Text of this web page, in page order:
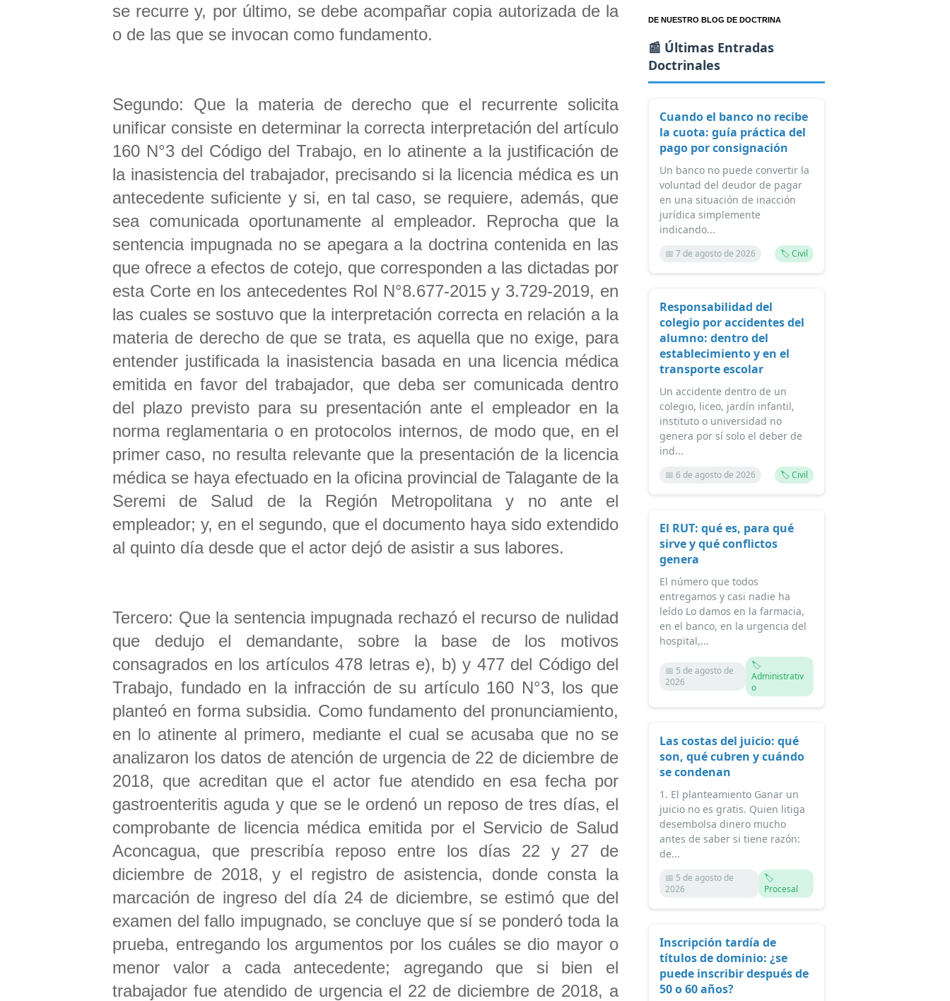
se recurre y, por último, se debe acompañar copia autorizada de la
o de las que se invocan como fundamento.
Segundo: Que la materia de derecho que el recurrente solicita
unificar consiste en determinar la correcta interpretación del artículo
160 N°3 del Código del Trabajo, en lo atinente a la justificación de
la inasistencia del trabajador, precisando si la licencia médica es un
antecedente suficiente y si, en tal caso, se requiere, además, que
sea comunicada oportunamente al empleador. Reprocha que la
sentencia impugnada no se apegara a la doctrina contenida en las
que ofrece a efectos de cotejo, que corresponden a las dictadas por
esta Corte en los antecedentes Rol N°8.677-2015 y 3.729-2019, en
las cuales se sostuvo que la interpretación correcta en relación a la
materia de derecho de que se trata, es aquella que no exige, para
entender justificada la inasistencia basada en una licencia médica
emitida en favor del trabajador, que deba ser comunicada dentro
del plazo previsto para su presentación ante el empleador en la
norma reglamentaria o en protocolos internos, de modo que, en el
primer caso, no resulta relevante que la presentación de la licencia
médica se haya efectuado en la oficina provincial de Talagante de la
Seremi de Salud de la Región Metropolitana y no ante el
empleador; y, en el segundo, que el documento haya sido extendido
al quinto día desde que el actor dejó de asistir a sus labores.
Tercero: Que la sentencia impugnada rechazó el recurso de nulidad
que dedujo el demandante, sobre la base de los motivos
consagrados en los artículos 478 letras e), b) y 477 del Código del
Trabajo, fundado en la infracción de su artículo 160 N°3, los que
planteó en forma subsidia. Como fundamento del pronunciamiento,
en lo atinente al primero, mediante el cual se acusaba que no se
analizaron los datos de atención de urgencia de 22 de diciembre de
2018, que acreditan que el actor fue atendido en esa fecha por
gastroenteritis aguda y que se le ordenó un reposo de tres días, el
comprobante de licencia médica emitida por el Servicio de Salud
Aconcagua, que prescribía reposo entre los días 22 y 27 de
diciembre de 2018, y el registro de asistencia, donde consta la
marcación de ingreso del día 24 de diciembre, se estimó que del
examen del fallo impugnado, se concluye que sí se ponderó toda la
prueba, entregando los argumentos por los cuáles se dio mayor o
menor valor a cada antecedente; agregando que si bien el
trabajador fue atendido de urgencia el 22 de diciembre de 2018, a
DE NUESTRO BLOG DE DOCTRINA
📰 Últimas Entradas
Doctrinales
Cuando el banco no recibe
la cuota: guía práctica del
pago por consignación
Un banco no puede convertir la
voluntad del deudor de pagar
en una situación de inacción
jurídica simplemente
indicando...
📅 7 de agosto de 2026 🏷️ Civil
Responsabilidad del
colegio por accidentes del
alumno: dentro del
establecimiento y en el
transporte escolar
Un accidente dentro de un
colegio, liceo, jardín infantil,
instituto o universidad no
genera por sí solo el deber de
ind...
📅 6 de agosto de 2026 🏷️ Civil
El RUT: qué es, para qué
sirve y qué conflictos
genera
El número que todos
entregamos y casi nadie ha
leído Lo damos en la farmacia,
en el banco, en la urgencia del
hospital,...
📅 5 de agosto de
2026
🏷️
Administrativ
o
Las costas del juicio: qué
son, qué cubren y cuándo
se condenan
1. El planteamiento Ganar un
juicio no es gratis. Quien litiga
desembolsa dinero mucho
antes de saber si tiene razón:
de...
📅 5 de agosto de
2026
🏷️
Procesal
Inscripción tardía de
títulos de dominio: ¿se
puede inscribir después de
50 o 60 años?